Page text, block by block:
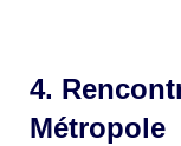
4.
Métropole